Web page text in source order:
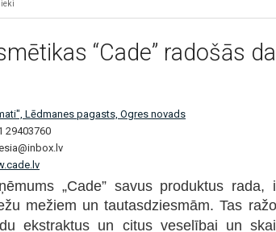
“Cade” radošās
Lēdmanes pagasts, Ogres novads
29403760
„Cade” savus produktus
mežiem un tautasdziesmām. Tas
ekstraktus un citus veselībai un